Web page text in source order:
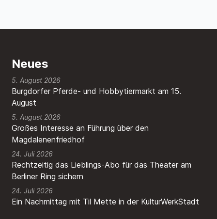
Neues
Burgdorfer Pferde- und Hobbytiermarkt am 15.
August
5. August 2026
Großes Interesse an Führung über den
Magdalenenfriedhof
5. August 2026
Rechtzeitig das Lieblings-Abo für das Theater am
Berliner Ring sichern
24. Juli 2026
Ein Nachmittag mit Til Mette in der KulturWerkStadt
24. Juli 2026